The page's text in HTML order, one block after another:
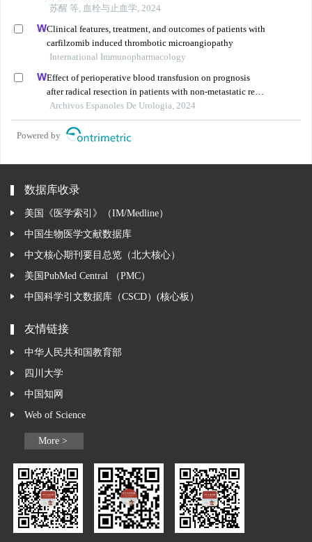
苏醒 等, 血栓与止血学, 2024
Clinical features, treatment, and outcomes of patients with
carfilzomib induced thrombotic microangiopathy
International Immunopharmacology
Effect of perioperative blood transfusion on prognosis
after radical resection in patients with non-metastatic renal
cell carcinoma: a retrospective analysis
Archivos Espanoles De Urologia, 2024
Powered by
数据库收录
美国《医学索引》（IM/Medline）
中国生物医学文献数据库
中文核心期刊要目总览（北大核心）
美国PubMed Central （PMC）
中国科学引文数据库（CSCD）(核心板）
友情链接
中华人民共和国教育部
四川大学
中国知网
Web of Science
More >